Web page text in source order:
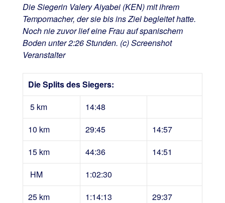
Die Siegerin Valery Aiyabei (KEN) mit ihrem
Tempomacher, der sie bis ins Ziel begleitet hatte.
Noch nie zuvor lief eine Frau auf spanischem
Boden unter 2:26 Stunden. (c) Screenshot
Veranstalter
Die Splits des Siegers:
5 km
14:48
10 km
29:45
14:57
15 km
44:36
14:51
HM
1:02:30
25 km
1:14:13
29:37